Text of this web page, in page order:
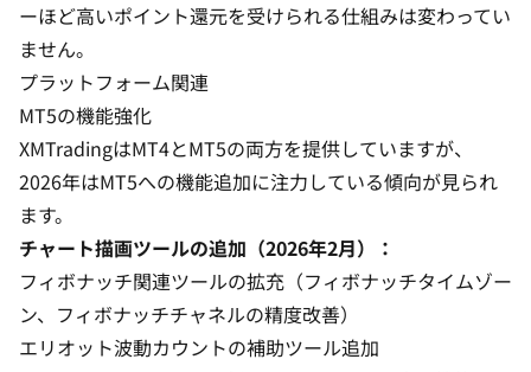
ーほど高いポイント還元を受けられる仕組みは変わってい
ません。
プラットフォーム関連
MT5の機能強化
XMTradingはMT4とMT5の両方を提供していますが、
2026年はMT5への機能追加に注力している傾向が見られ
ます。
チャート描画ツールの追加（2026年2月）：
フィボナッチ関連ツールの拡充（フィボナッチタイムゾー
ン、フィボナッチチャネルの精度改善）
エリオット波動カウントの補助ツール追加